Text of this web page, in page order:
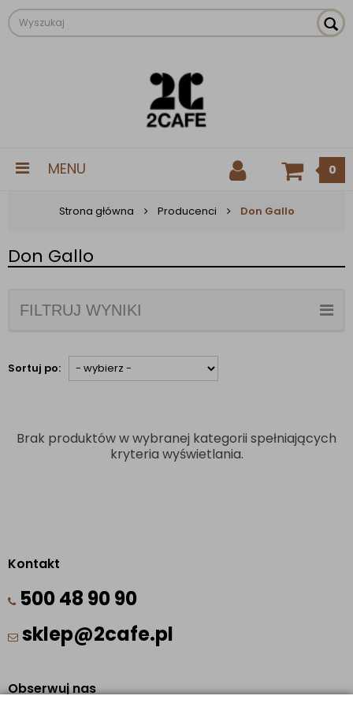
MENU 0
Strona główna Producenci Don Gallo
Don Gallo
FILTRUJ WYNIKI
Sortuj po:
Brak produktów w wybranej kategorii spełniających
kryteria wyświetlania.
Kontakt
500 48 90 90
sklep@2cafe.pl
Obserwuj nas